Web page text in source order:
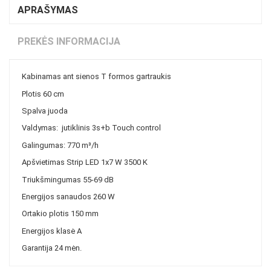
APRAŠYMAS
PREKĖS INFORMACIJA
Kabinamas ant sienos T formos gartraukis
Plotis 60 cm
Spalva juoda
Valdymas: jutiklinis 3s+b Touch control
Galingumas: 770 m³/h
Apšvietimas Strip LED 1x7 W 3500 K
Triukšmingumas 55-69 dB
Energijos sanaudos 260 W
Ortakio plotis 150 mm
Energijos klasė A
Garantija 24 mėn.